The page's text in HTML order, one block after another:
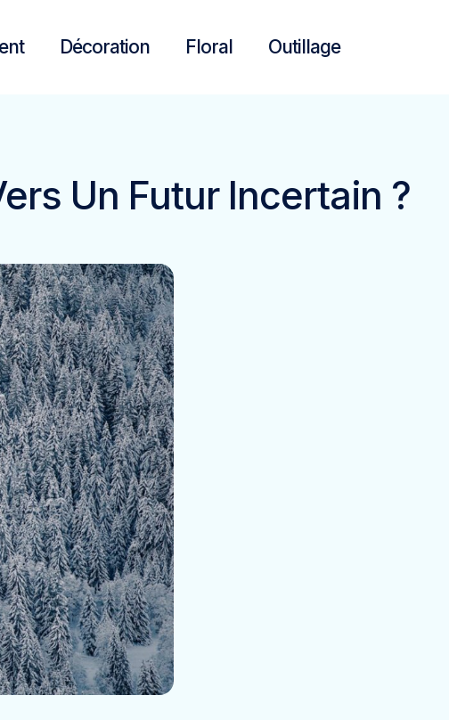
Décoration Floral Outillage
Un Futur Incertain ?